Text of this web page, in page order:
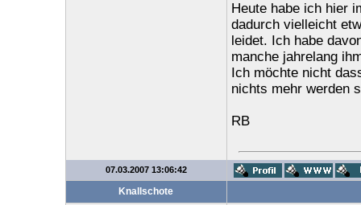
Heute habe ich hier
dadurch vielleicht
leidet. Ich habe
manche jahrelang
Ich möchte nicht
nichts mehr werden
RB
07.03.2007 13:06:42
Knallschote